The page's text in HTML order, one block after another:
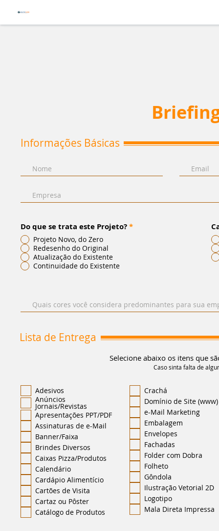
Informações Básicas
Do que se trata este Projeto?*
Projeto Novo, do Zero
Redesenho do Original
Atualização do Existente
Continuidade do Existente
Lista de Entrega
Selecione abaixo os itens que
Caso sinta falta de
Adesivos
Anúncios
Jornais/Revistas
Apresentações PPT/PDF
Assinaturas de e-Mail
Banner/Faixa
Brindes Diversos
Caixas Pizza/Produtos
Calendário
Cardápio Alimentício
Cartões de Visita
Cartaz ou Pôster
Catálogo de Produtos
Crachá
Domínio de Site (www)
e-Mail Marketing
Embalagem
Envelopes
Fachadas
Folder com Dobra
Folheto
Gôndola
Ilustração Vetorial 2D
Logotipo
Mala Direta Impressa